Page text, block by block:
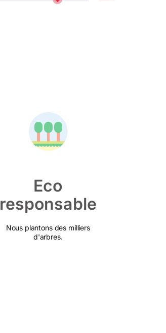
Eco
responsable
Nous plantons des milliers
d'arbres.